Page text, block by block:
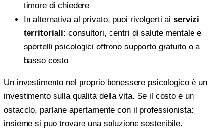
timore di chiedere
In alternativa al privato, puoi rivolgerti ai servizi
territoriali: consultori, centri di salute mentale e
sportelli psicologici offrono supporto gratuito o a
basso costo
Un investimento nel proprio benessere psicologico è un
investimento sulla qualità della vita. Se il costo è un
ostacolo, parlane apertamente con il professionista:
insieme si può trovare una soluzione sostenibile.